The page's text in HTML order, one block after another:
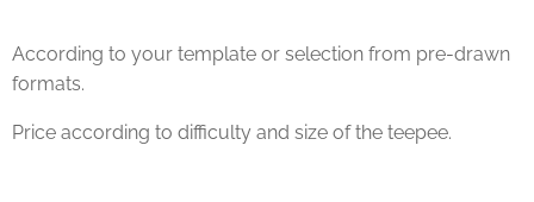
According to your template or selection from pre-drawn
formats.
Price according to difficulty and size of the teepee.